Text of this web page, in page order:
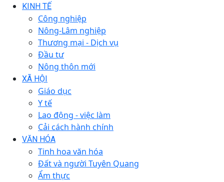
KINH TẾ
Công nghiệp
Nông-Lâm nghiệp
Thương mại - Dịch vụ
Đầu tư
Nông thôn mới
XÃ HỘI
Giáo dục
Y tế
Lao động - việc làm
Cải cách hành chính
VĂN HÓA
Tinh hoa văn hóa
Đất và người Tuyên Quang
Ẩm thực